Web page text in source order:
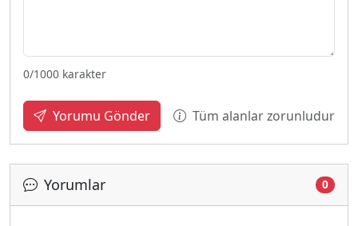
0/1000 karakter
Yorumu Gönder Tüm alanlar zorunludur
Yorumlar 0